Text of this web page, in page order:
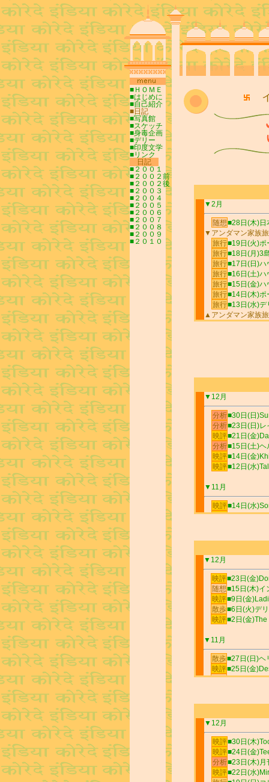
■ＨＯＭＥ
■はじめに
■自己紹介
■日記
■写真館
■スケッチ
■身毒企画
■デリー
■印度文学
■リンク
---
日記-
■２００１
■２００２前
■２００２後
■２００３
■２００４
■２００５
■２００６
■２００７
■２００８
■２００９
■２０１０